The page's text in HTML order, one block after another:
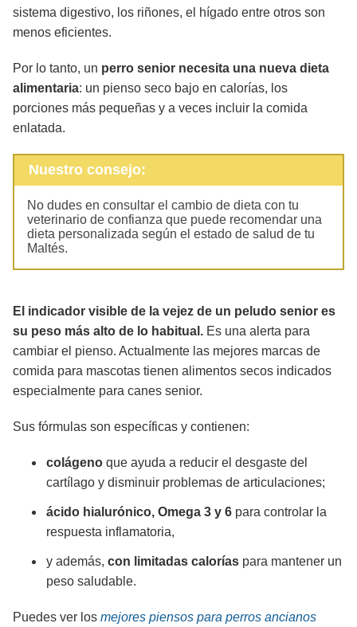
sistema digestivo, los riñones, el hígado entre otros son
menos eficientes.
Por lo tanto, un perro senior necesita una nueva dieta
alimentaria: un pienso seco bajo en calorías, los
porciones más pequeñas y a veces incluir la comida
enlatada.
Nuestro consejo:
No dudes en consultar el cambio de dieta con tu
veterinario de confianza que puede recomendar una
dieta personalizada según el estado de salud de tu
Maltés.
El indicador visible de la vejez de un peludo senior es
su peso más alto de lo habitual. Es una alerta para
cambiar el pienso. Actualmente las mejores marcas de
comida para mascotas tienen alimentos secos indicados
especialmente para canes senior.
Sus fórmulas son específicas y contienen:
colágeno que ayuda a reducir el desgaste del
cartílago y disminuir problemas de articulaciones;
ácido hialurónico, Omega 3 y 6 para controlar la
respuesta inflamatoria,
y además, con limitadas calorías para mantener un
peso saludable.
Puedes ver los mejores piensos para perros ancianos